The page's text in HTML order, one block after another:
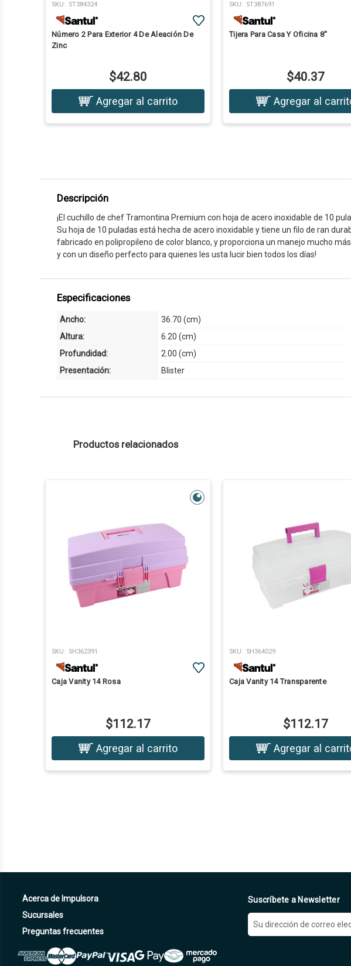
SKU: ST384324
Número 2 Para Exterior 4 De Aleación De
Zinc
$42.80
Agregar al carrito
SKU: ST387691
Tijera Para Casa Y Oficina 8''
$40.37
Agregar al
Descripción
¡El cuchillo de chef Tramontina Premium con hoja de acero inoxidable de 10
Su hoja de 10 puladas está hecha de acero inoxidable y tiene un filo de ran
fabricado en polipropileno de color blanco, y proporciona un manejo mucho
y con un diseño perfecto para quienes les usta lucir bien todos los días!
Especificaciones
Ancho:
36.70 (cm)
Altura:
6.20 (cm)
Profundidad:
2.00 (cm)
Presentación: Blister
Productos relacionados
SKU: SH362391
Caja Vanity 14 Rosa
$112.17
Agregar al carrito
SKU: SH364029
Caja Vanity 14 Transparente
$112.17
Agregar al
Acerca de Impulsora
Sucursales
Preguntas frecuentes
Suscríbete a Newsletter